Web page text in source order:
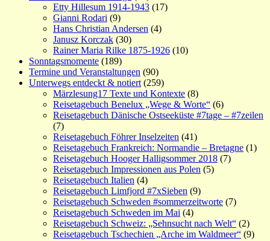
Etty Hillesum 1914-1943 (17)
Gianni Rodari (9)
Hans Christian Andersen (4)
Janusz Korczak (30)
Rainer Maria Rilke 1875-1926 (10)
Sonntagsmomente (189)
Termine und Veranstaltungen (90)
Unterwegs entdeckt & notiert (259)
Märzlesung17 Texte und Kontexte (8)
Reisetagebuch Benelux „Wege & Worte“ (6)
Reisetagebuch Dänische Ostseeküste #7tage – #7zeilen
(7)
Reisetagebuch Föhrer Inselzeiten (41)
Reisetagebuch Frankreich: Normandie – Bretagne (1)
Reisetagebuch Hooger Halligsommer 2018 (7)
Reisetagebuch Impressionen aus Polen (5)
Reisetagebuch Italien (4)
Reisetagebuch Limfjord #7xSieben (9)
Reisetagebuch Schweden #sommerzeitworte (7)
Reisetagebuch Schweden im Mai (4)
Reisetagebuch Schweiz: „Sehnsucht nach Welt“ (2)
Reisetagebuch Tschechien „Arche im Waldmeer“ (9)